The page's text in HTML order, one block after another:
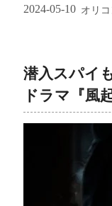
2024-05-10 オリ
潜入スパイ
ドラマ『風